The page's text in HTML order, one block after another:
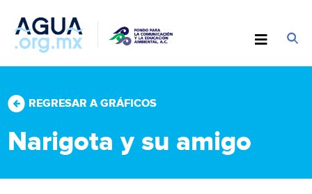
REGRESAR A GRÁFICOS
Narigota y su amigo